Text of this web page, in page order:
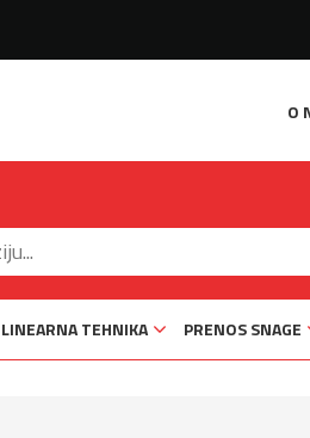
O
LINEARNA TEHNIKA PRENOS SNAGE